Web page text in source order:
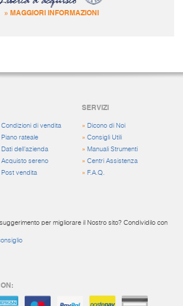
» MAGGIORI INFORMAZIONI
Condizioni di vendita
Piano rateale
Dati dell'azienda
Acquisto sereno
Post vendita
SERVIZI
» Dicono di Noi
»Consigli Utili
» Manuali Strumenti
»Centri Assistenza
» F.A.Q.
per migliorare il Nostro sito? Condividilo con